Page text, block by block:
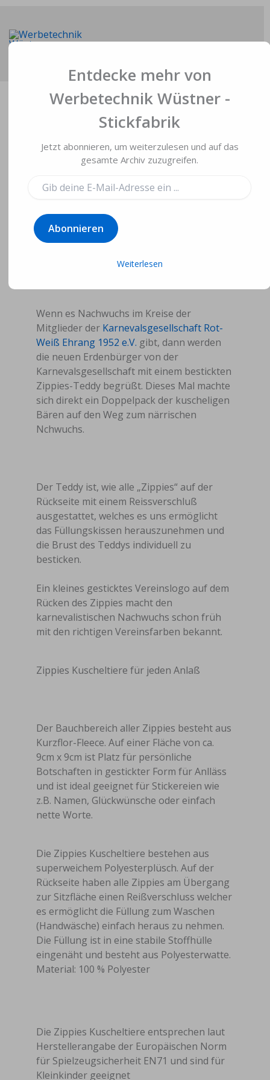
springen
Bestickte
Teddybären von
Zippies für
närrischen
Nachwuchs
Wenn es Nachwuchs im Kreise der
Mitglieder der Karnevalsgesellschaft Rot-
Weiß Ehrang 1952 e.V. gibt, dann werden
die neuen Erdenbürger von der
Karnevalsgesellschaft mit einem bestickten
Zippies-Teddy begrüßt. Dieses Mal machte
sich direkt ein Doppelpack der kuscheligen
Bären auf den Weg zum närrischen
Nchwuchs.
Der Teddy ist, wie alle „Zippies“ auf der
Rückseite mit einem Reissverschluß
ausgestattet, welches es uns ermöglicht
das Füllungskissen herauszunehmen und
die Brust des Teddys individuell zu
besticken.
Ein kleines gesticktes Vereinslogo auf dem
Rücken des Zippies macht den
karnevalistischen Nachwuchs schon früh
mit den richtigen Vereinsfarben bekannt.
Zippies Kuscheltiere für jeden Anlaß
Der Bauchbereich aller Zippies besteht aus
Kurzflor-Fleece. Auf einer Fläche von ca.
9cm x 9cm ist Platz für persönliche
Botschaften in gestickter Form für Anlläss
und ist ideal geeignet für Stickereien wie
z.B. Namen, Glückwünsche oder einfach
nette Worte.
Die Zippies Kuscheltiere bestehen aus
superweichem Polyesterplüsch. Auf der
Rückseite haben alle Zippies am Übergang
zur Sitzfläche einen Reißverschluss welcher
es ermöglicht die Füllung zum Waschen
(Handwäsche) einfach heraus zu nehmen.
Die Füllung ist in eine stabile Stoffhülle
eingenäht und besteht aus Polyesterwatte.
Material: 100 % Polyester
Die Zippies Kuscheltiere entsprechen laut
Herstellerangabe der Europäischen Norm
für Spielzeugsicherheit EN71 und sind für
Kleinkinder geeignet
Entdecke mehr von
Werbetechnik Wüstner -
Stickfabrik
Jetzt abonnieren, um weiterzulesen und auf das
gesamte Archiv zuzugreifen.
deine
Mail-
Adresse
ein ...
Abonnieren
Weiterlesen